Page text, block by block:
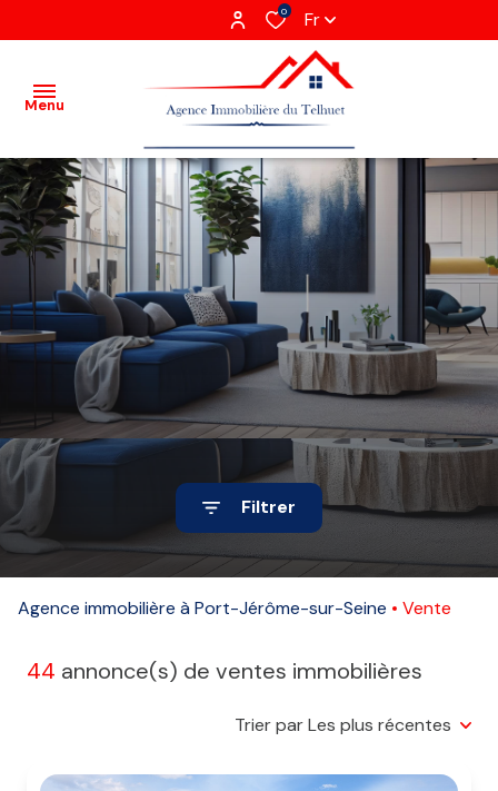
0 Fr
Menu
Acheter
Louer
Vendre
Gestion
locative
Agence
Recrutement
e-
Filtrer
Agence immobilière à Port-Jérôme-sur-Seine Vente
44 annonce(s) de ventes immobilières
Trier par Les plus récentes